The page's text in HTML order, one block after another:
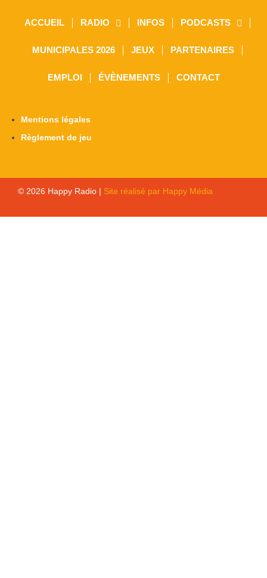
ACCUEIL RADIO INFOS PODCASTS
MUNICIPALES 2026 JEUX PARTENAIRES
EMPLOI ÉVÈNEMENTS CONTACT
Mentions légales
Règlement de jeu
© 2026 Happy Radio | Site réalisé par Happy Média